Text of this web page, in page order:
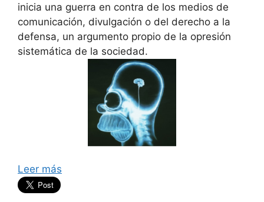
inicia una guerra en contra de los medios de
comunicación, divulgación o del derecho a la
defensa, un argumento propio de la opresión
sistemática de la sociedad.
Leer más